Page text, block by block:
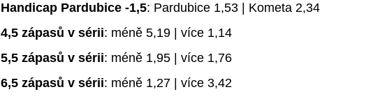
Handicap Pardubice -1,5: Pardubice 1,53 | Kometa 2,34
4,5 zápasů v sérii: méně 5,19 | více 1,14
5,5 zápasů v sérii: méně 1,95 | více 1,76
6,5 zápasů v sérii: méně 1,27 | více 3,42